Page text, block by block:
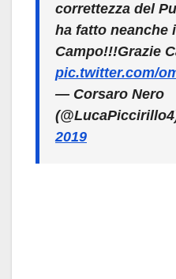
correttezza del
ha fatto neanche
Campo!!!Grazie
pic.twitter.com/
— Corsaro Nero
2019